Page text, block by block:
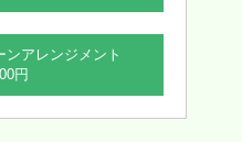
アレンジメント
円